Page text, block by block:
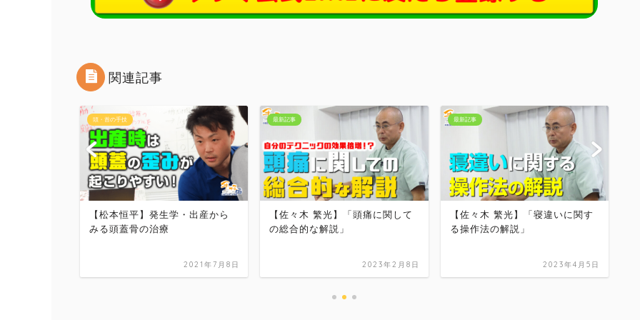
関連記事
最新記事
【佐々木 繁光】「頭痛に関して
の総合的な解説」
2023年2月8日
最新記事
【佐々木 繁光】「寝違いに関す
る操作法の解説」
2023年4月5日
頭・首の手技
【松本恒平】発生学・出産から
みる頭蓋骨の治療
2021年7月8日